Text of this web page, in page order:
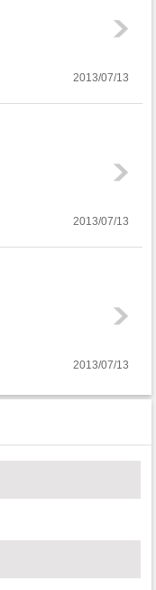
2013/07/13
2013/07/13
2013/07/13